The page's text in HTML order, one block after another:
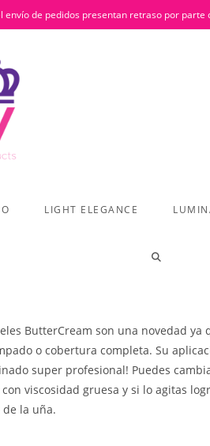
de pedidos presentan retraso por
LIGHT ELEGANCE
ALTERNAR
DE
LA
ButterCream son una novedad
o cobertura completa. Su
super profesional! Puedes
viscosidad gruesa y si lo agitas
de la uña.